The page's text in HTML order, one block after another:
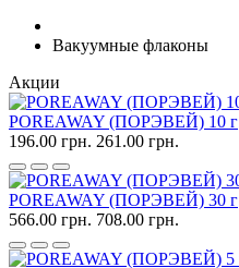
Вакуумные флаконы
Акции
POREAWAY (ПОРЭВЕЙ) 10 г
196.00 грн. 261.00 грн.
POREAWAY (ПОРЭВЕЙ) 30 г
566.00 грн. 708.00 грн.